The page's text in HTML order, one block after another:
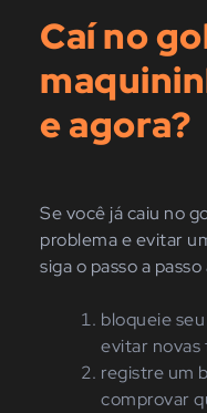
Caí no
e agora?
Se você já caiu no
problema e evitar
siga o passo a passo
bloqueie
evitar novas
registre um
comprovar